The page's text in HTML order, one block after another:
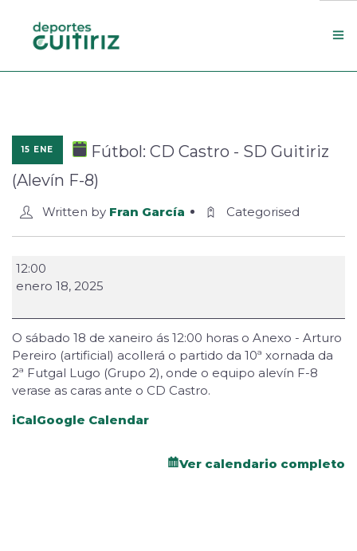
Actualidade
Contacto
Concello
15 ENE
Fútbol: CD Castro - SD Guitiriz
(Alevín F-8)
Written by Fran García Categorised
12:00
enero 18, 2025
O sábado 18 de xaneiro ás 12:00 horas o Anexo - Arturo
Pereiro (artificial) acollerá o partido da 10ª xornada da
2ª Futgal Lugo (Grupo 2), onde o equipo alevín F-8
verase as caras ante o CD Castro.
iCalGoogle Calendar
Ver calendario completo